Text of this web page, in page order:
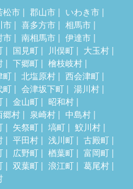
松市 郡山市
いわき市
市 喜多方市
相馬市
市 南相馬市
伊達市
国見町 川俣町
大玉村
下郷町
檜枝岐村
町 北塩原村
西会津町
町 会津坂下町
湯川村
金山町
昭和村
郷村 泉崎村
中島村
矢祭町 塙町
鮫川村
平田村 浅川町
古殿町
広野町 楢葉町
富岡町
双葉町 浪江町
葛尾村